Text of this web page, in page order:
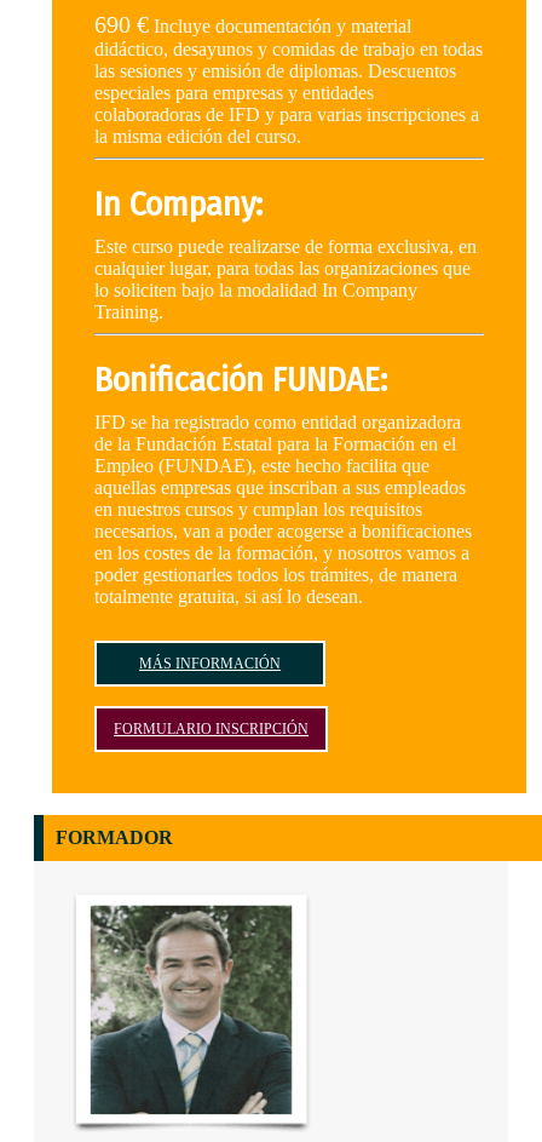
690 € Incluye documentación y material
didáctico, desayunos y comidas de trabajo en todas
las sesiones y emisión de diplomas. Descuentos
especiales para empresas y entidades
colaboradoras de IFD y para varias inscripciones a
la misma edición del curso.
In Company:
Este curso puede realizarse de forma exclusiva, en
cualquier lugar, para todas las organizaciones que
lo soliciten bajo la modalidad In Company
Training.
Bonificación FUNDAE:
IFD se ha registrado como entidad organizadora
de la Fundación Estatal para la Formación en el
Empleo (FUNDAE), este hecho facilita que
aquellas empresas que inscriban a sus empleados
en nuestros cursos y cumplan los requisitos
necesarios, van a poder acogerse a bonificaciones
en los costes de la formación, y nosotros vamos a
poder gestionarles todos los trámites, de manera
totalmente gratuita, si así lo desean.
MÁS INFORMACIÓN
FORMULARIO INSCRIPCIÓN
FORMADOR